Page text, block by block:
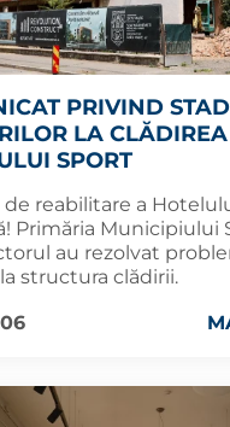
PRIVIND
LA CLĂDIREA
SPORT
de reabilitare a
Primăria Municipiului
au rezolvat
structura clădirii.